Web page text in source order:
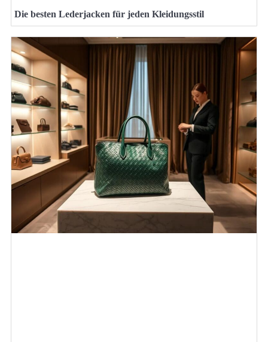
Die besten Lederjacken für jeden Kleidungsstil